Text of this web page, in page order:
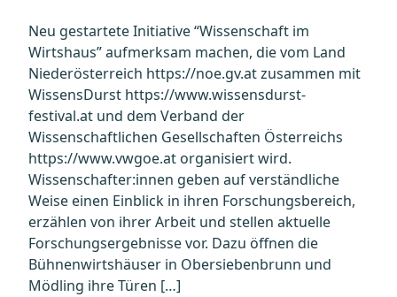
Neu gestartete Initiative “Wissenschaft im
Wirtshaus” aufmerksam machen, die vom Land
Niederösterreich https://noe.gv.at zusammen mit
WissensDurst https://www.wissensdurst-
festival.at und dem Verband der
Wissenschaftlichen Gesellschaften Österreichs
https://www.vwgoe.at organisiert wird.
Wissenschafter:innen geben auf verständliche
Weise einen Einblick in ihren Forschungsbereich,
erzählen von ihrer Arbeit und stellen aktuelle
Forschungsergebnisse vor. Dazu öffnen die
Bühnenwirtshäuser in Obersiebenbrunn und
Mödling ihre Türen […]